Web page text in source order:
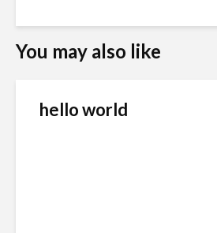
You may also like
hello world